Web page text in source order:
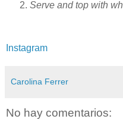
Serve and top with
Instagram
Carolina Ferrer
No hay comentarios: